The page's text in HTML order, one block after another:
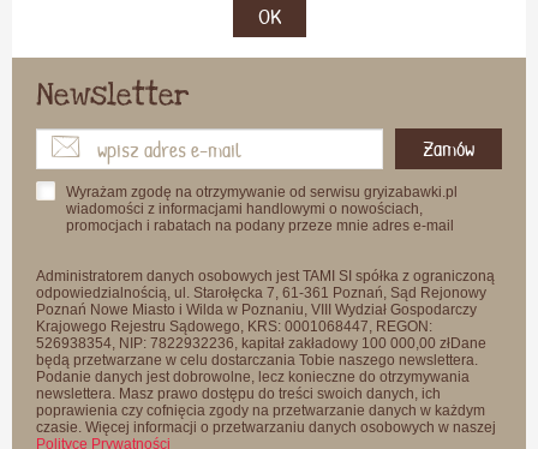
OK
Newsletter
Zamów
Wyrażam zgodę na otrzymywanie od serwisu gryizabawki.pl
wiadomości z informacjami handlowymi o nowościach,
promocjach i rabatach na podany przeze mnie adres e-mail
Administratorem danych osobowych jest TAMI SI spółka z ograniczoną
odpowiedzialnością, ul. Starołęcka 7, 61-361 Poznań, Sąd Rejonowy
Poznań Nowe Miasto i Wilda w Poznaniu, VIII Wydział Gospodarczy
Krajowego Rejestru Sądowego, KRS: 0001068447, REGON:
526938354, NIP: 7822932236, kapitał zakładowy 100 000,00 złDane
będą przetwarzane w celu dostarczania Tobie naszego newslettera.
Podanie danych jest dobrowolne, lecz konieczne do otrzymywania
newslettera. Masz prawo dostępu do treści swoich danych, ich
poprawienia czy cofnięcia zgody na przetwarzanie danych w każdym
czasie. Więcej informacji o przetwarzaniu danych osobowych w naszej
Polityce Prywatności